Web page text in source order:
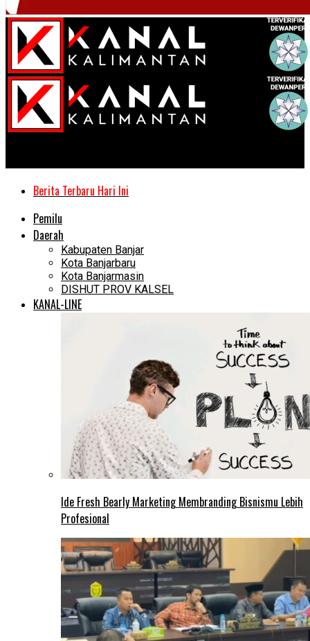
Berita Terbaru Hari Ini
Pemilu
Daerah
Kabupaten Banjar
Kota Banjarbaru
Kota Banjarmasin
DISHUT PROV KALSEL
KANAL-LINE
Ide Fresh Bearly Marketing Membranding Bisnismu Lebih
Profesional